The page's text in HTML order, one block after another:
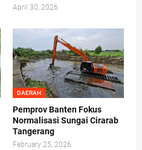
April 30, 2026
DAERAH
Pemprov Banten Fokus
Normalisasi Sungai Cirarab
Tangerang
February 25, 2026